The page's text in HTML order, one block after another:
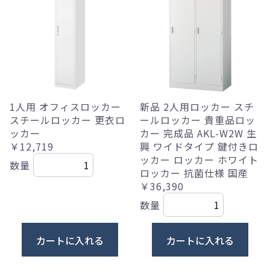
1人用 オフィスロッカー
スチールロッカー 更衣ロ
ッカー
￥12,719
数量
カートに入れる
新品 2人用ロッカー スチ
ールロッカー 貴重品ロッ
カー 完成品 AKL-W2W 生
興 ワイドタイプ 鍵付きロ
ッカー ロッカー ホワイト
ロッカー 抗菌仕様 国産
￥36,390
数量
カートに入れる